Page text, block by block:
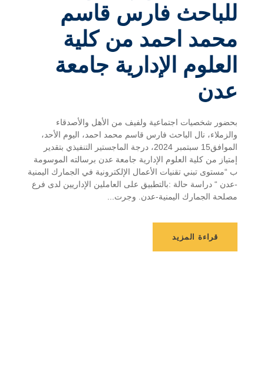
للباحث فارس قاسم
محمد احمد من كلية
العلوم الإدارية جامعة
عدن
بحضور شخصيات اجتماعية ولفيف من الأهل والأصدقاء
والزملاء، نال الباحث فارس قاسم محمد احمد، اليوم الأحد،
الموافق15 سبتمبر 2024، درجة الماجستير التنفيذي بتقدير
إمتياز من كلية العلوم الإدارية جامعة عدن برسالته الموسومة
ب “مستوى تبني تقنيات الأعمال الإلكترونية في الجمارك اليمنية
-عدن “ دراسة حالة :بالتطبيق على العاملين الإداريين لدى فرع
مصلحة الجمارك اليمنية-عدن. وجرت...
قراءة المزيد